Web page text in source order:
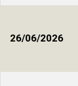
26/06/2026